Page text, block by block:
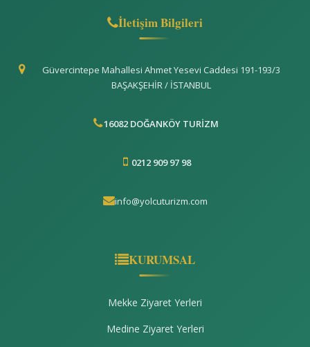
İletişim Bilgileri
Güvercintepe Mahallesi Ahmet Yesevi Caddesi 191-193/3
BAŞAKŞEHİR / İSTANBUL
16082 DOĞANKÖY TURİZM
0212 909 97 98
info@yolcuturizm.com
KURUMSAL
Mekke Ziyaret Yerleri
Medine Ziyaret Yerleri